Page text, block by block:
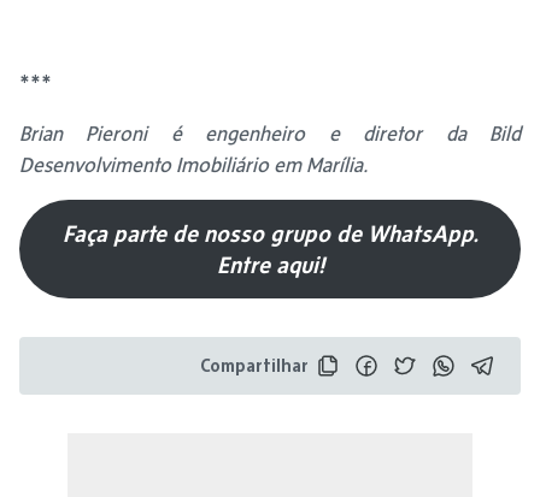
***
Brian Pieroni é engenheiro e diretor da Bild
Desenvolvimento Imobiliário em Marília.
Faça parte de nosso grupo de WhatsApp.
Entre aqui!
Compartilhar